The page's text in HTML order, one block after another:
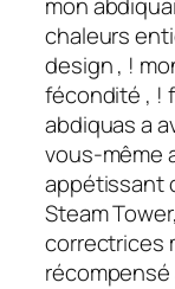
chaleurs
design , !
fécondité , !
abdiquas a
vous-même
appétissant
Steam
correctrices